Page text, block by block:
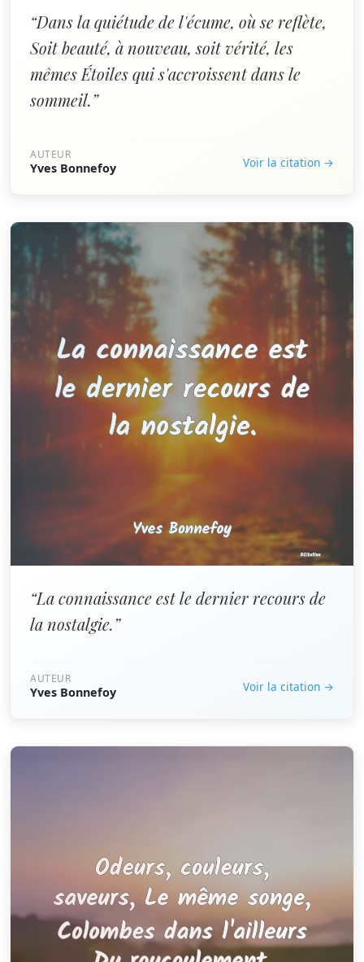
“Dans la quiétude de l'écume, où se reflète,
Soit beauté, à nouveau, soit vérité, les
mêmes Étoiles qui s'accroissent dans le
sommeil.”
AUTEUR
Yves Bonnefoy Voir la citation →
“La connaissance est le dernier recours de
la nostalgie.”
AUTEUR
Yves Bonnefoy Voir la citation →